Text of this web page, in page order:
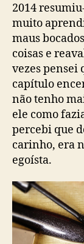
2014
muito
maus
coisas e
vezes pensei
capítulo
não tenho
ele como
percebi que
carinho, era
egoísta.